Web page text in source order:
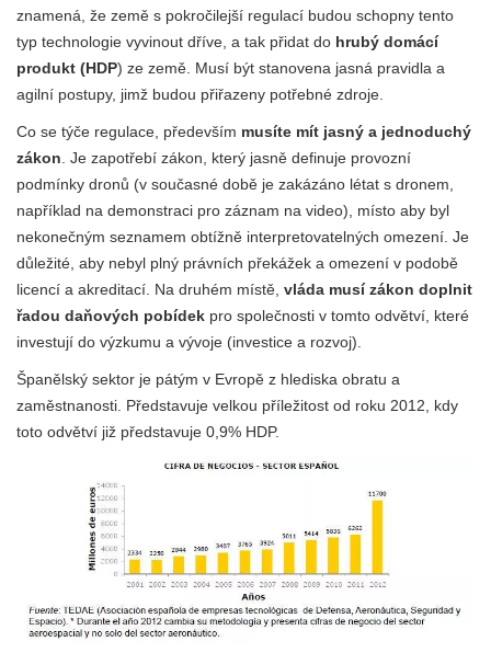
znamená, že země s pokročilejší regulací budou schopny tento
typ technologie vyvinout dříve, a tak přidat do hrubý domácí
produkt (HDP) ze země. Musí být stanovena jasná pravidla a
agilní postupy, jimž budou přiřazeny potřebné zdroje.
Co se týče regulace, především musíte mít jasný a jednoduchý
zákon. Je zapotřebí zákon, který jasně definuje provozní
podmínky dronů (v současné době je zakázáno létat s dronem,
například na demonstraci pro záznam na video), místo aby byl
nekonečným seznamem obtížně interpretovatelných omezení. Je
důležité, aby nebyl plný právních překážek a omezení v podobě
licencí a akreditací. Na druhém místě, vláda musí zákon doplnit
řadou daňových pobídek pro společnosti v tomto odvětví, které
investují do výzkumu a vývoje (investice a rozvoj).
Španělský sektor je pátým v Evropě z hlediska obratu a
zaměstnanosti. Představuje velkou příležitost od roku 2012, kdy
toto odvětví již představuje 0,9% HDP.